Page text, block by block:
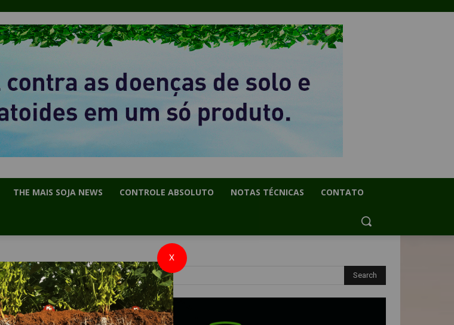
THE MAIS SOJA NEWS CONTROLE ABSOLUTO NOTAS TÉCNICAS CONTATO
X